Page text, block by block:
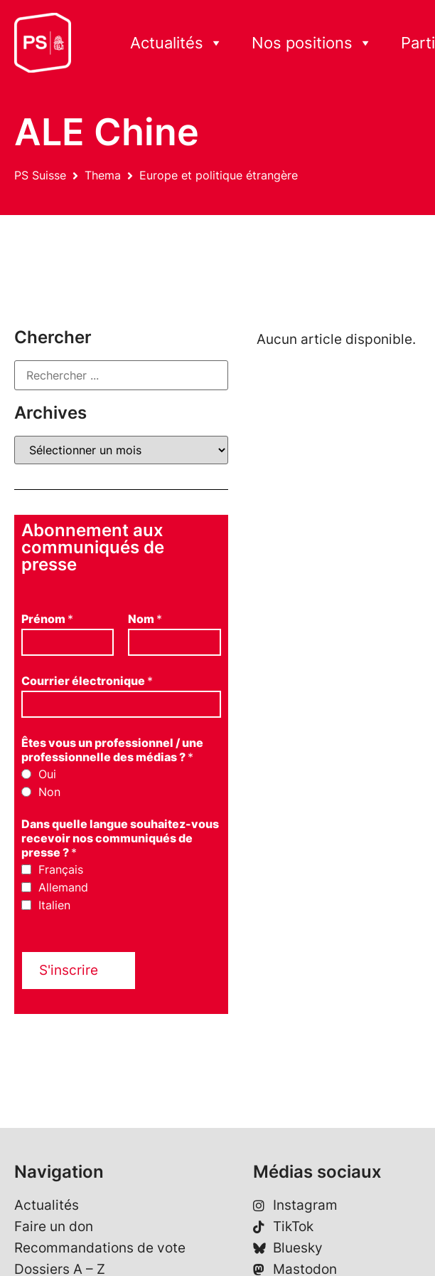
Actualités Nos positions Parti
ALE Chine
PS Suisse Thema Europe et politique étrangère
Chercher
Archives
Abonnement aux
communiqués de
presse
Prénom * Nom *
Courrier électronique *
Êtes vous un professionnel / une
professionnelle des médias ? *
Oui
Non
Dans quelle langue souhaitez-vous
recevoir nos communiqués de
presse ? *
Français
Allemand
Italien
S'inscrire
Aucun article disponible.
Navigation
Actualités
Faire un don
Recommandations de vote
Dossiers A – Z
Médias sociaux
Instagram
TikTok
Bluesky
Mastodon